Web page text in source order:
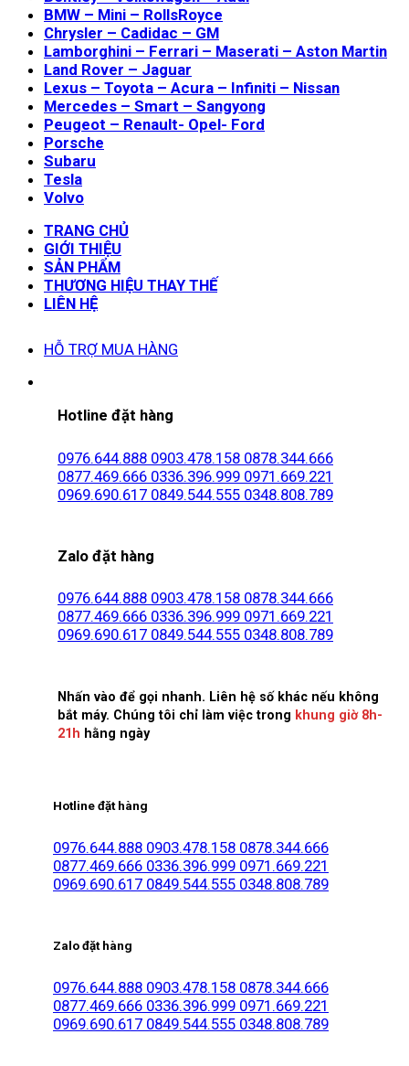
BMW – Mini – RollsRoyce
Chrysler – Cadidac – GM
Lamborghini – Ferrari – Maserati – Aston Martin
Land Rover – Jaguar
Lexus – Toyota – Acura – Infiniti – Nissan
Mercedes – Smart – Sangyong
Peugeot – Renault- Opel- Ford
Porsche
Subaru
Tesla
Volvo
TRANG CHỦ
GIỚI THIỆU
SẢN PHẨM
THƯƠNG HIỆU THAY THẾ
LIÊN HỆ
HỖ TRỢ MUA HÀNG
Hotline đặt hàng
0976.644.888 0903.478.158 0878.344.666
0877.469.666 0336.396.999 0971.669.221
0969.690.617 0849.544.555 0348.808.789
Zalo đặt hàng
0976.644.888 0903.478.158 0878.344.666
0877.469.666 0336.396.999 0971.669.221
0969.690.617 0849.544.555 0348.808.789
Nhấn vào để gọi nhanh. Liên hệ số khác nếu không
bắt máy. Chúng tôi chỉ làm việc trong khung giờ 8h-
21h hằng ngày
Hotline đặt hàng
0976.644.888 0903.478.158 0878.344.666
0877.469.666 0336.396.999 0971.669.221
0969.690.617 0849.544.555 0348.808.789
Zalo đặt hàng
0976.644.888 0903.478.158 0878.344.666
0877.469.666 0336.396.999 0971.669.221
0969.690.617 0849.544.555 0348.808.789